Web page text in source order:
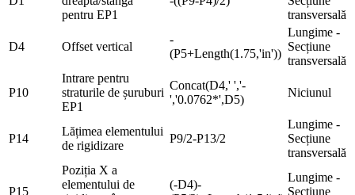
pentru EP1
transversală
D4 Offset vertical
-
(P5+Length(1.75,'in'))
Lungime -
Secțiune
transversală
P10
Intrare pentru
straturile de șuruburi
EP1
Concat(D4,' ','-
','0.0762*',D5)
Niciunul
P14
Lățimea elementului
de rigidizare
P9/2-P13/2
Lungime -
Secțiune
transversală
P15
Poziția X a
elementului de
(-D4)-
Lungime -
Secțiune